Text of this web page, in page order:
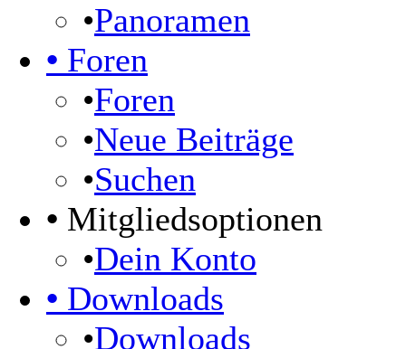
•Panoramen
• Foren
•Foren
•Neue Beiträge
•Suchen
• Mitgliedsoptionen
•Dein Konto
• Downloads
•Downloads